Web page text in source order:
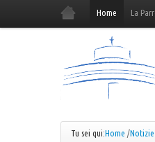
Home La
Tu sei qui:Home /Notizie